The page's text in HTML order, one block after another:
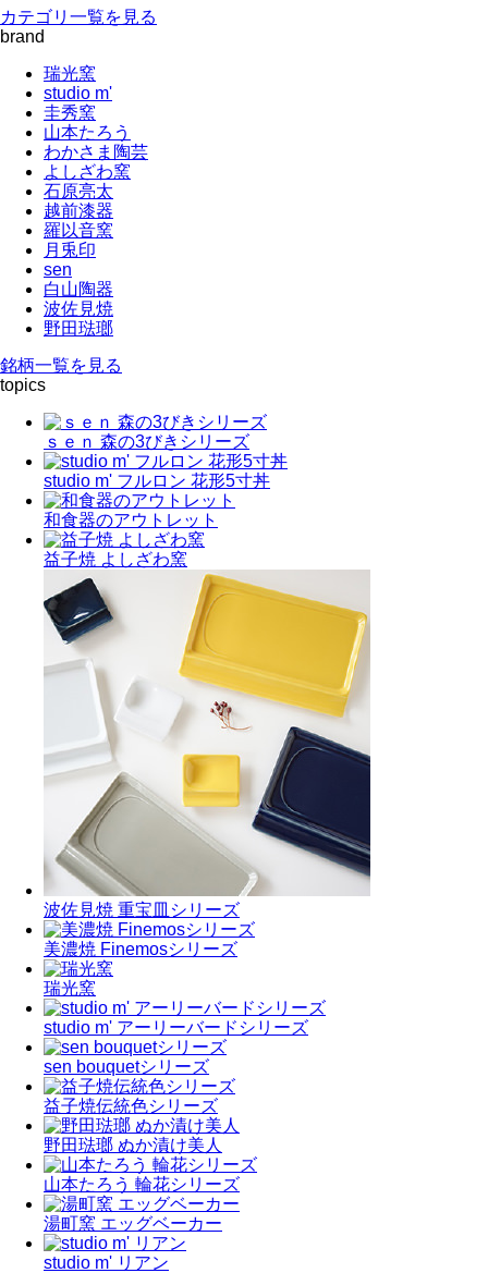
カテゴリ一覧を見る
brand
瑞光窯
studio m'
圭秀窯
山本たろう
わかさま陶芸
よしざわ窯
石原亮太
越前漆器
羅以音窯
月兎印
sen
白山陶器
波佐見焼
野田琺瑯
銘柄一覧を見る
topics
ｓｅｎ 森の3びきシリーズ
studio m' フルロン 花形5寸丼
和食器のアウトレット
益子焼 よしざわ窯
波佐見焼 重宝皿シリーズ
美濃焼 Finemosシリーズ
瑞光窯
studio m' アーリーバードシリーズ
sen bouquetシリーズ
益子焼伝統色シリーズ
野田琺瑯 ぬか漬け美人
山本たろう 輪花シリーズ
湯町窯 エッグベーカー
studio m' リアン